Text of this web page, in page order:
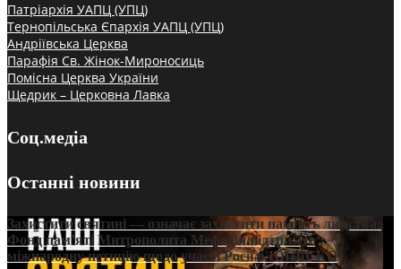
Патріархія УАПЦ (УПЦ)
Тернопільська Єпархія УАПЦ (УПЦ)
Андріївська Церква
Парафія Св. Жінок-Мироносиць
Помісна Церква України
Щедрик – Церковна Лавка
Соц.медіа
Останні новини
Захистити святині — означає захистити пам’ять людства:
Фонд пам’яті Митрополита Мефодія підтримує
міжнародну петицію щодо участі Росії в ЮНЕСКО